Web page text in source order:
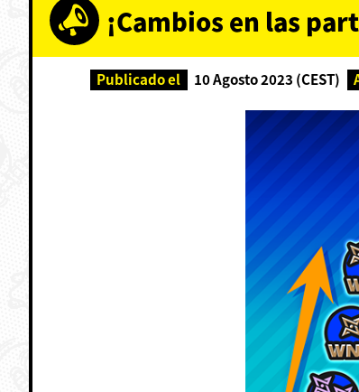
¡Cambios en las
Publicado el 10 Agosto 2023 (CEST)